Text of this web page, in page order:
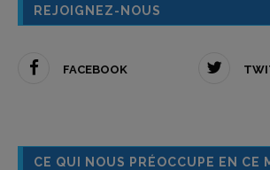
REJOIGNEZ-NOUS
FACEBOOK
CE QUI NOUS PRÉOCCUPE EN CE